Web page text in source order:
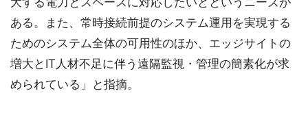
ある。また、常時接続前提のシステム運用を実現する
ためのシステム全体の可用性のほか、エッジサイトの
増大とIT人材不足に伴う遠隔監視・管理の簡素化が求
められている」と指摘。